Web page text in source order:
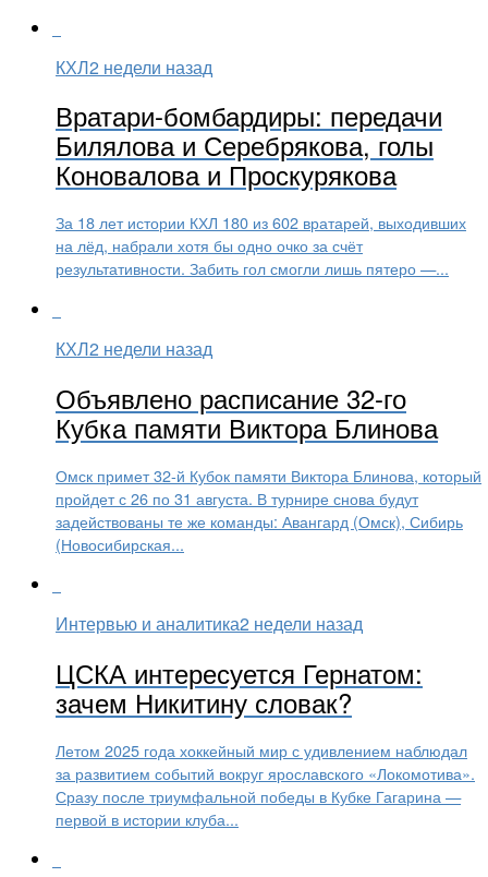
КХЛ2 недели назад
Вратари-бомбардиры: передачи
Билялова и Серебрякова, голы
Коновалова и Проскурякова
За 18 лет истории КХЛ 180 из 602 вратарей, выходивших
на лёд, набрали хотя бы одно очко за счёт
результативности. Забить гол смогли лишь пятеро —...
КХЛ2 недели назад
Объявлено расписание 32-го
Кубка памяти Виктора Блинова
Омск примет 32-й Кубок памяти Виктора Блинова, который
пройдет с 26 по 31 августа. В турнире снова будут
задействованы те же команды: Авангард (Омск), Сибирь
(Новосибирская...
Интервью и аналитика2 недели назад
ЦСКА интересуется Гернатом:
зачем Никитину словак?
Летом 2025 года хоккейный мир с удивлением наблюдал
за развитием событий вокруг ярославского «Локомотива».
Сразу после триумфальной победы в Кубке Гагарина —
первой в истории клуба...